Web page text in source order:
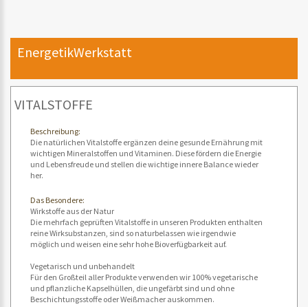
EnergetikWerkstatt
VITALSTOFFE
Beschreibung:
Die natürlichen Vitalstoffe ergänzen deine gesunde Ernährung mit
wichtigen Mineralstoffen und Vitaminen. Diese fördern die Energie
und Lebensfreude und stellen die wichtige innere Balance wieder
her.
Das Besondere:
Wirkstoffe aus der Natur
Die mehrfach geprüften Vitalstoffe in unseren Produkten enthalten
reine Wirksubstanzen, sind so naturbelassen wie irgendwie
möglich und weisen eine sehr hohe Bioverfügbarkeit auf.
Vegetarisch und unbehandelt
Für den Großteil aller Produkte verwenden wir 100% vegetarische
und pflanzliche Kapselhüllen, die ungefärbt sind und ohne
Beschichtungsstoffe oder Weißmacher auskommen.